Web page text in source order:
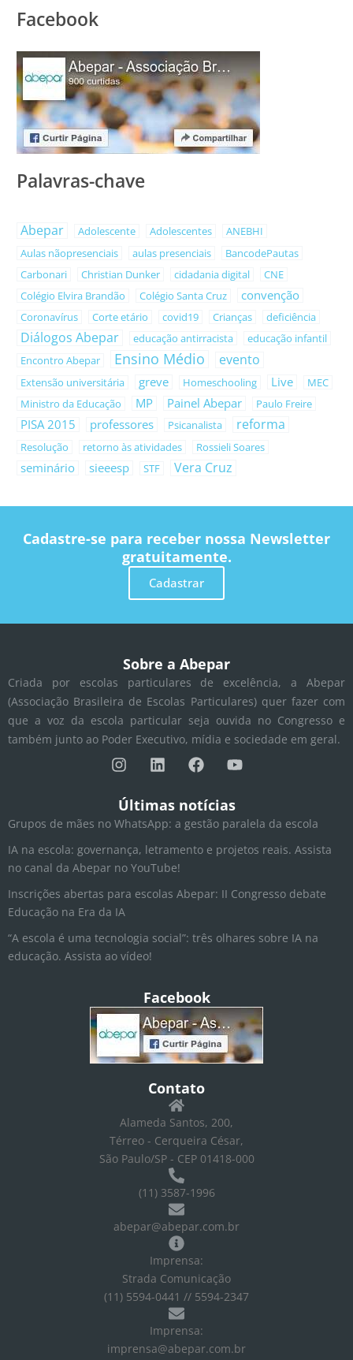
Facebook
Palavras-chave
Abepar Adolescente Adolescentes
ANEBHI
Aulas nãopresenciais
aulas presenciais
BancodePautas
Carbonari
Christian Dunker cidadania digital
CNE
Colégio Elvira Brandão
Colégio Santa Cruz convenção
Coronavírus Corte etário covid19 Crianças deficiência
Diálogos Abepar educação antirracista
educação infantil
Encontro Abepar
Ensino Médio evento
Extensão universitária greve Homeschooling Live
MEC
Ministro da Educação
MP Painel Abepar Paulo Freire
PISA 2015 professores Psicanalista reforma
Resolução retorno às atividades Rossieli Soares
seminário sieeesp STF Vera Cruz
Cadastre-se para receber nossa Newsletter
gratuitamente.
Cadastrar
Sobre a Abepar
Criada por escolas particulares de excelência, a Abepar
(Associação Brasileira de Escolas Particulares) quer fazer com
que a voz da escola particular seja ouvida no Congresso e
também junto ao Poder Executivo, mídia e sociedade em geral.
I
n
t
a
g
r
a
L
i
k
e
d
i
n
F
a
e
b
o
o
Y
o
t
u
b
e
Últimas notícias
Grupos de mães no WhatsApp: a gestão paralela da escola
IA na escola: governança, letramento e projetos reais. Assista
no canal da Abepar no YouTube!
Inscrições abertas para escolas Abepar: II Congresso debate
Educação na Era da IA
“A escola é uma tecnologia social”: três olhares sobre IA na
educação. Assista ao vídeo!
Facebook
Contato
Alameda Santos, 200,
Térreo - Cerqueira César,
São Paulo/SP - CEP 01418-000
(11) 3587-1996
abepar@abepar.com.br
Imprensa:
Strada Comunicação
(11) 5594-0441 // 5594-2347
Imprensa:
imprensa@abepar.com.br